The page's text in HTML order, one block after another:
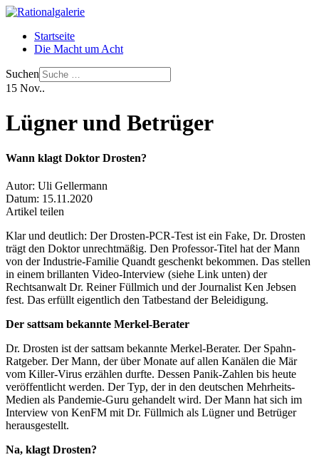
Startseite
Die Macht um Acht
Suchen
15 Nov..
Lügner und Betrüger
Wann klagt Doktor Drosten?
Autor: Uli Gellermann
Datum: 15.11.2020
Artikel teilen
Klar und deutlich: Der Drosten-PCR-Test ist ein Fake, Dr. Drosten
trägt den Doktor unrechtmäßig. Den Professor-Titel hat der Mann
von der Industrie-Familie Quandt geschenkt bekommen. Das stellen
in einem brillanten Video-Interview (siehe Link unten) der
Rechtsanwalt Dr. Reiner Füllmich und der Journalist Ken Jebsen
fest. Das erfüllt eigentlich den Tatbestand der Beleidigung.
Der sattsam bekannte Merkel-Berater
Dr. Drosten ist der sattsam bekannte Merkel-Berater. Der Spahn-
Ratgeber. Der Mann, der über Monate auf allen Kanälen die Mär
vom Killer-Virus erzählen durfte. Dessen Panik-Zahlen bis heute
veröffentlicht werden. Der Typ, der in den deutschen Mehrheits-
Medien als Pandemie-Guru gehandelt wird. Der Mann hat sich im
Interview von KenFM mit Dr. Füllmich als Lügner und Betrüger
herausgestellt.
Na, klagt Drosten?